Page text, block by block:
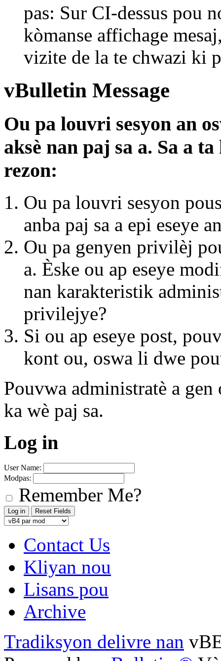
pas: Sur CI-dessus pou
kòmanse affichage
vizite de la te chwazi ki
vBulletin Message
Ou pa louvri sesyon an
aksè nan paj sa a. Sa a
rezon:
Ou pa louvri sesyon
anba paj sa a epi eseye
Ou pa genyen privilèj
a. Èske ou ap eseye
nan karakteristik
privilejye?
Si ou ap eseye post,
kont ou, oswa li dwe
Pouvwa administratè a
ka wè paj sa.
Log in
User Name:
Modpas:
Remember Me?
Contact Us
Kliyan nou
Lisans pou
Archive
Tradiksyon delivre nan